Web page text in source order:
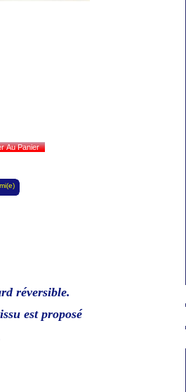
réversible.
est proposé